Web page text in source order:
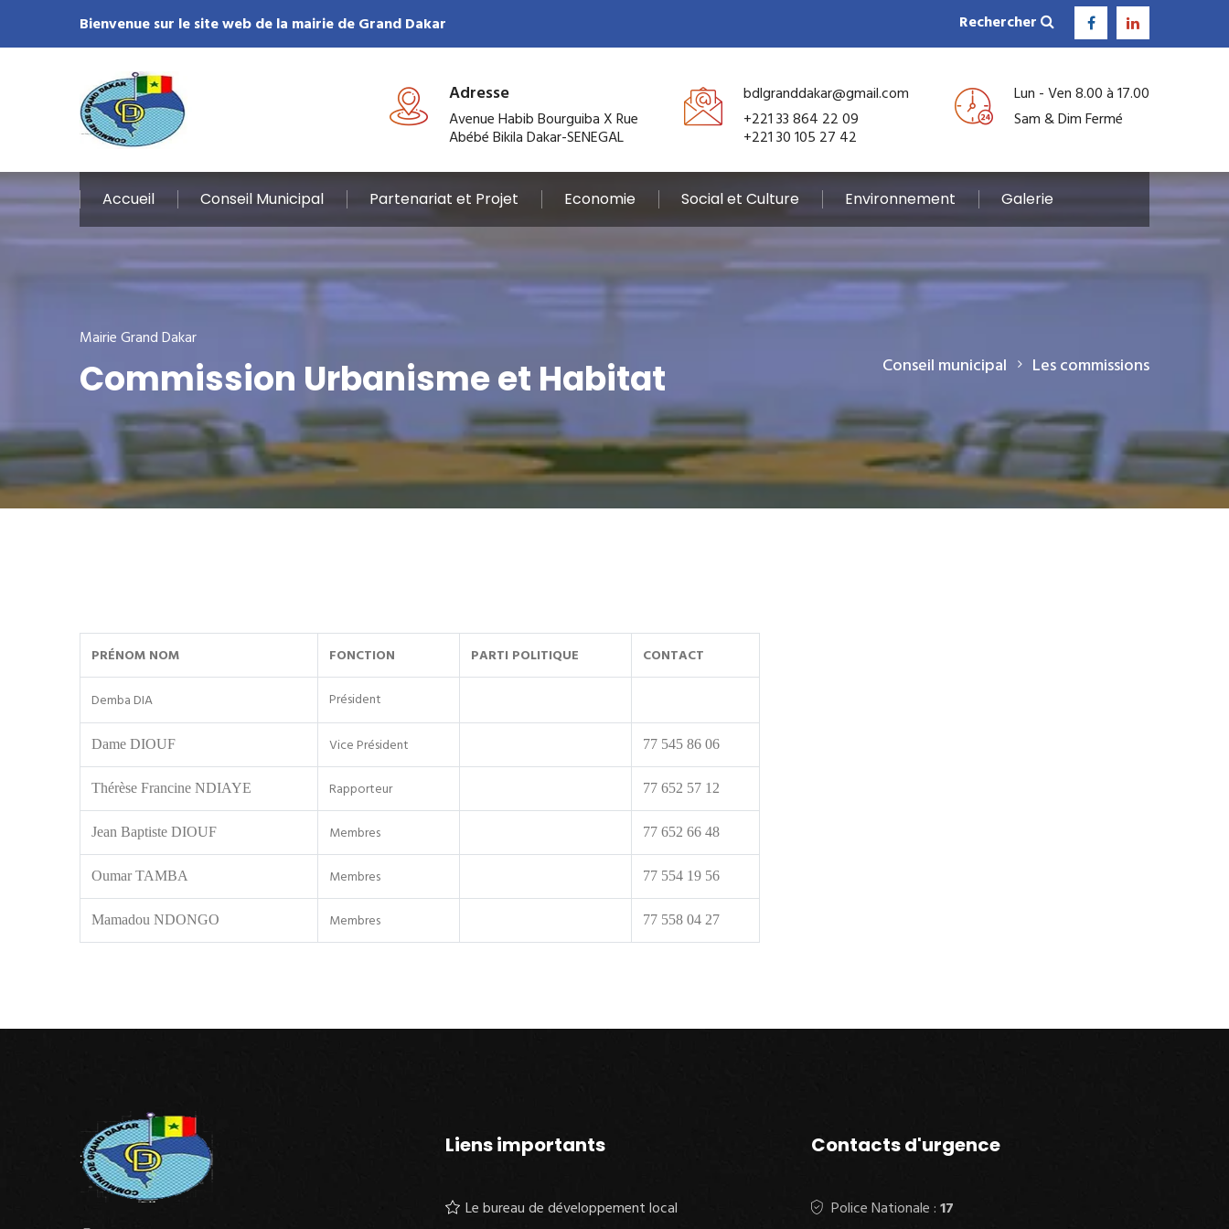
Bienvenue sur le site web de la mairie de Grand Dakar Rechercher
Adresse
Avenue Habib Bourguiba X Rue
Abébé Bikila Dakar-SENEGAL
bdlgranddakar@gmail.com
+221 33 864 22 09
+221 30 105 27 42
Lun - Ven 8.00 à 17.00
Sam & Dim Fermé
Accueil Conseil Municipal Partenariat et Projet Economie Social et Culture Environnement Galerie
Mairie Grand Dakar
Commission Urbanisme et Habitat Conseil municipal Les commissions
PRÉNOM NOM FONCTION PARTI POLITIQUE CONTACT
Demba DIA Président
Dame DIOUF Vice Président 77 545 86 06
Thérèse Francine NDIAYE Rapporteur 77 652 57 12
Jean Baptiste DIOUF Membres 77 652 66 48
Oumar TAMBA Membres 77 554 19 56
Mamadou NDONGO Membres 77 558 04 27
Liens importants
Le bureau de développement local
Contacts d'urgence
Police Nationale :17